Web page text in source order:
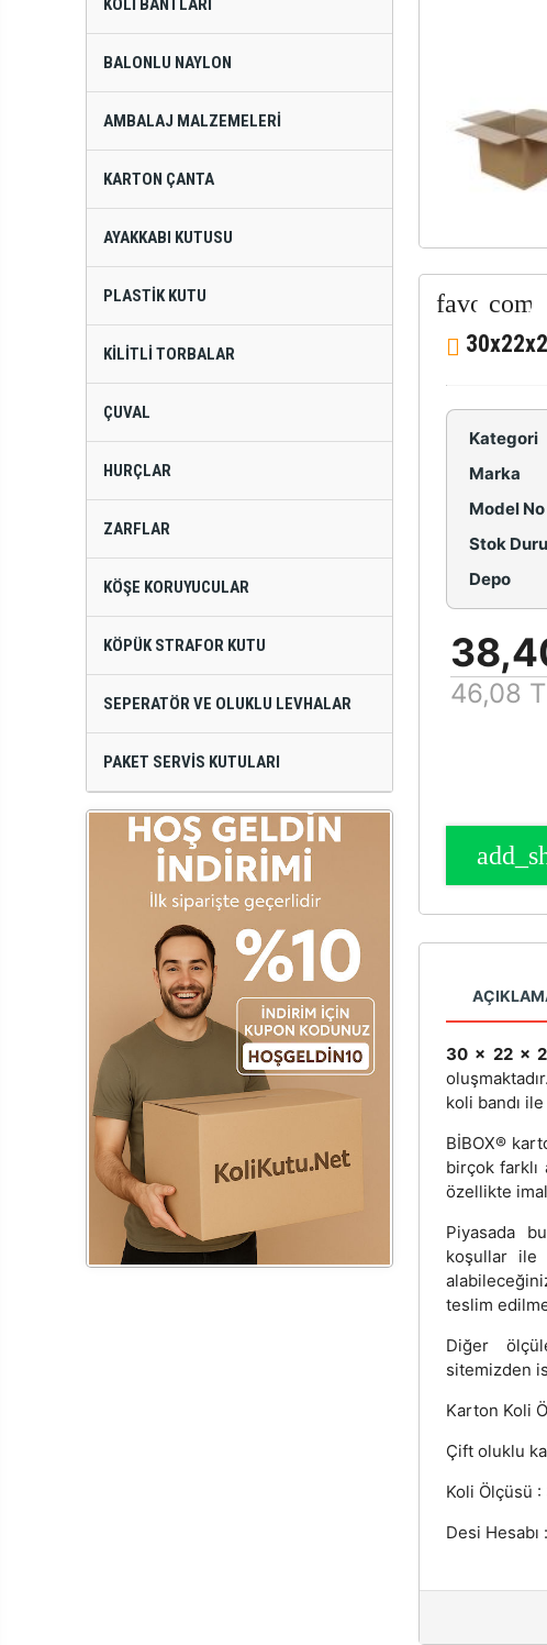
KOLI BANTLARI
BALONLU NAYLON
AMBALAJ MALZEMELERI
KARTON ÇANTA
AYAKKABI KUTUSU
PLASTIK KUTU
KILITLI TORBALAR
ÇUVAL
HURÇLAR
ZARFLAR
KÖŞE KORUYUCULAR
KÖPÜK STRAFOR KUTU
SEPERATÖR VE OLUKLU LEVHALAR
PAKET SERVIS KUTULARI
Kategori
Marka
Model No
Stok
Depo
46,08
30 x 22 x
koli bandı
BİBOX®
birçok
özellikte
Piyasada
koşullar ile
teslim
Diğer
sitemizden
Karton Koli
Çift oluklu
Koli Ölçüsü
Desi